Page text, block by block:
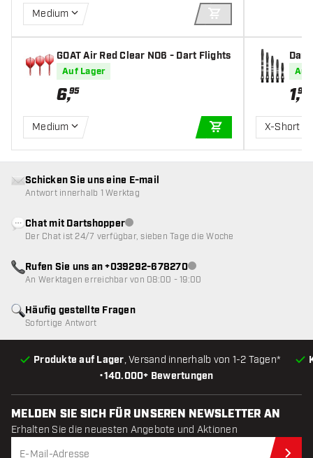
Medium
IN DEN
GOAT Air Red Clear NO6 - Dart Flights
Auf Lager
6,95
Medium
IN DEN
Auf
1,90
X-Short
•140.000+ Bewertungen
Produkte auf Lager, Versand innerhalb von 1-2 Tagen*
Häufig gestellte Fragen
Sofortige Antwort
Schicken Sie uns eine E-mail
Antwort innerhalb 1 Werktag
Chat mit DartshopperKundenservice nicht verfügbar
Der Chat ist 24/7 verfügbar, sieben Tage die Woche
Rufen Sie uns an +039292-678270Kundenservice nicht
An Werktagen erreichbar von 08:00 - 19:00
MELDEN SIE SICH FÜR UNSEREN NEWSLETTER AN
Erhalten Sie die neuesten Angebote und Aktionen